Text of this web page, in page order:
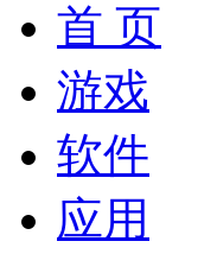
首 页
游戏
软件
应用